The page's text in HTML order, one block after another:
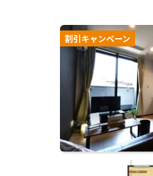
割引キャンペーン